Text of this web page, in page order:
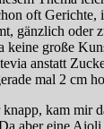
oft Gerichte,
gänzlich oder
keine große
anstatt
mal 2 cm
kam mir
aber eine